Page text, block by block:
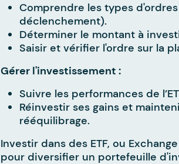
Comprendre les types
déclenchement).
Déterminer le montant à
Saisir et vérifier l'ordre sur la
Gérer l'investissement :
Suivre les performances de
Réinvestir ses gains et
rééquilibrage.
Investir dans des ETF, ou
pour diversifier un portefeuille